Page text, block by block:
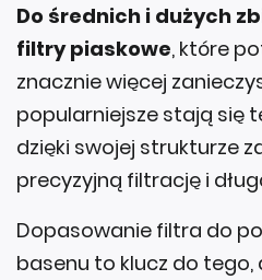
Do średnich i dużych
filtry piaskowe, które
znacznie więcej
popularniejsze stają się
dzięki swojej strukturze
precyzyjną filtrację i
Dopasowanie filtra do
basenu to klucz do tego,